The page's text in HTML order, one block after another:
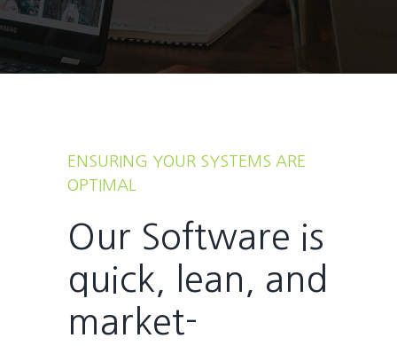
ENSURING YOUR SYSTEMS ARE
OPTIMAL
Our Software is
quick, lean, and
market-